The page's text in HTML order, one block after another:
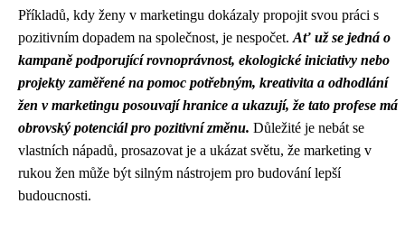
Příkladů, kdy ženy v marketingu dokázaly propojit svou práci s
pozitivním dopadem na společnost, je nespočet. Ať už se jedná o
kampaně podporující rovnoprávnost, ekologické iniciativy nebo
projekty zaměřené na pomoc potřebným, kreativita a odhodlání
žen v marketingu posouvají hranice a ukazují, že tato profese má
obrovský potenciál pro pozitivní změnu. Důležité je nebát se
vlastních nápadů, prosazovat je a ukázat světu, že marketing v
rukou žen může být silným nástrojem pro budování lepší
budoucnosti.